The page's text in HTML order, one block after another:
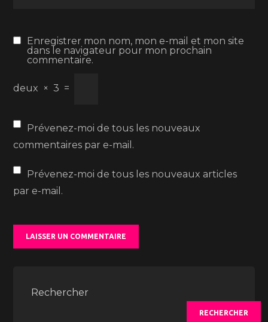
Enregistrer mon nom, mon e-mail et mon site
dans le navigateur pour mon prochain
commentaire.
deux × 3 =
Prévenez-moi de tous les nouveaux
commentaires par e-mail.
Prévenez-moi de tous les nouveaux articles
par e-mail.
Rechercher
RECHERCHER